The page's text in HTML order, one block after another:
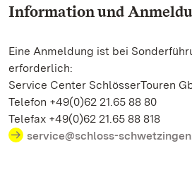
Information und
Eine Anmeldung ist bei
erforderlich:
Service Center SchlösserTouren
Telefon +49(0)62 21.65 88 80
Telefax +49(0)62 21.65 88 818
service@schloss-